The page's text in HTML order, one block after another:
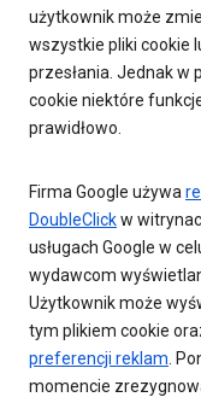
użytkownik może
wszystkie pliki cookie
przesłania. Jednak w
cookie niektóre
prawidłowo.
Firma Google używa
DoubleClickw
usługach Google w
wydawcom
Użytkownik może
tym plikiem cookie
preferencji reklam .
momencie